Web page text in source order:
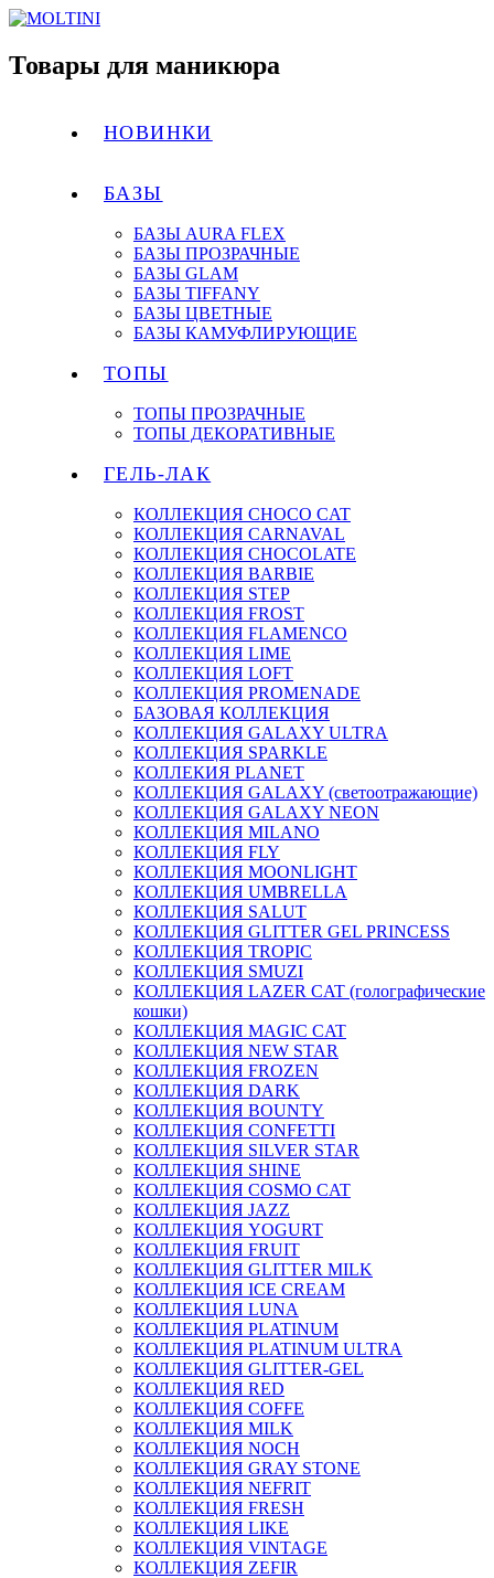
Товары для маникюра
НОВИНКИ
БАЗЫ
БАЗЫ AURA FLEX
БАЗЫ ПРОЗРАЧНЫЕ
БАЗЫ GLAM
БАЗЫ TIFFANY
БАЗЫ ЦВЕТНЫЕ
БАЗЫ КАМУФЛИРУЮЩИЕ
ТОПЫ
ТОПЫ ПРОЗРАЧНЫЕ
ТОПЫ ДЕКОРАТИВНЫЕ
ГЕЛЬ-ЛАК
КОЛЛЕКЦИЯ CHOCO CAT
КОЛЛЕКЦИЯ CARNAVAL
КОЛЛЕКЦИЯ CHOCOLATE
КОЛЛЕКЦИЯ BARBIE
КОЛЛЕКЦИЯ STEP
КОЛЛЕКЦИЯ FROST
КОЛЛЕКЦИЯ FLAMENCO
КОЛЛЕКЦИЯ LIME
КОЛЛЕКЦИЯ LOFT
КОЛЛЕКЦИЯ PROMENADE
БАЗОВАЯ КОЛЛЕКЦИЯ
КОЛЛЕКЦИЯ GALAXY ULTRA
КОЛЛЕКЦИЯ SPARKLE
КОЛЛЕКИЯ PLANET
КОЛЛЕКЦИЯ GALAXY (светоотражающие)
КОЛЛЕКЦИЯ GALAXY NEON
КОЛЛЕКЦИЯ MILANO
КОЛЛЕКЦИЯ FLY
КОЛЛЕКЦИЯ MOONLIGHT
КОЛЛЕКЦИЯ UMBRELLA
КОЛЛЕКЦИЯ SALUT
КОЛЛЕКЦИЯ GLITTER GEL PRINCESS
КОЛЛЕКЦИЯ TROPIC
КОЛЛЕКЦИЯ SMUZI
КОЛЛЕКЦИЯ LAZER CAT (голографические
кошки)
КОЛЛЕКЦИЯ MAGIC CAT
КОЛЛЕКЦИЯ NEW STAR
КОЛЛЕКЦИЯ FROZEN
КОЛЛЕКЦИЯ DARK
КОЛЛЕКЦИЯ BOUNTY
КОЛЛЕКЦИЯ CONFETTI
КОЛЛЕКЦИЯ SILVER STAR
КОЛЛЕКЦИЯ SHINE
КОЛЛЕКЦИЯ COSMO CAT
КОЛЛЕКЦИЯ JAZZ
КОЛЛЕКЦИЯ YOGURT
КОЛЛЕКЦИЯ FRUIT
КОЛЛЕКЦИЯ GLITTER MILK
КОЛЛЕКЦИЯ ICE CREAM
КОЛЛЕКЦИЯ LUNA
КОЛЛЕКЦИЯ PLATINUM
КОЛЛЕКЦИЯ PLATINUM ULTRA
КОЛЛЕКЦИЯ GLITTER-GEL
КОЛЛЕКЦИЯ RED
КОЛЛЕКЦИЯ COFFE
КОЛЛЕКЦИЯ MILK
КОЛЛЕКЦИЯ NOCH
КОЛЛЕКЦИЯ GRAY STONE
КОЛЛЕКЦИЯ NEFRIT
КОЛЛЕКЦИЯ FRESH
КОЛЛЕКЦИЯ LIKE
КОЛЛЕКЦИЯ VINTAGE
КОЛЛЕКЦИЯ ZEFIR